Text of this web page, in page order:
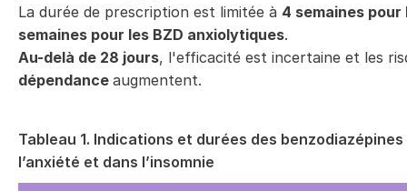
La durée de prescription est limitée à 4 semaines
semaines pour les BZD anxiolytiques.
Au-delà de 28 jours, l'efficacité est incertaine et les
dépendance augmentent.
Tableau 1. Indications et durées des
l’anxiété et dans l’insomnie